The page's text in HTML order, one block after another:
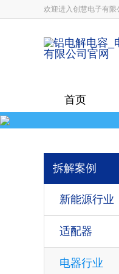
欢迎进入创慧电子有限
首页
拆解案例
新能源行业
适配器
电器行业